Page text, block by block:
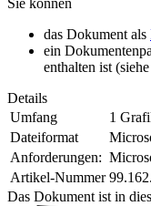
Sie können
das Dokument als
ein
enthalten ist
Details
Umfang
1
Dateiformat
Anforderungen:
Artikel-Nummer
Das Dokument ist in